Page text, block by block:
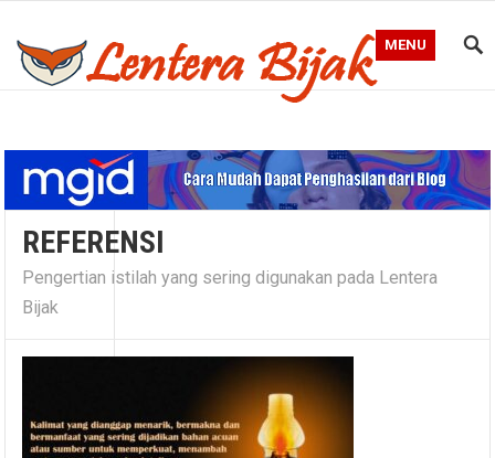
MENU
REFERENSI
Pengertian istilah yang sering digunakan pada Lentera
Bijak